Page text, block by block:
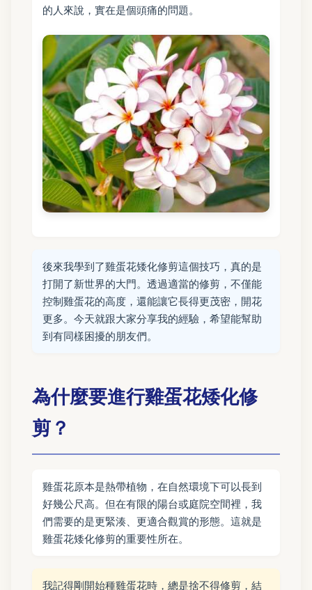
的人來說，實在是個頭痛的問題。
後來我學到了雞蛋花矮化修剪這個技巧，真的是
打開了新世界的大門。透過適當的修剪，不僅能
控制雞蛋花的高度，還能讓它長得更茂密，開花
更多。今天就跟大家分享我的經驗，希望能幫助
到有同樣困擾的朋友們。
為什麼要進行雞蛋花矮化修
剪？
雞蛋花原本是熱帶植物，在自然環境下可以長到
好幾公尺高。但在有限的陽台或庭院空間裡，我
們需要的是更緊湊、更適合觀賞的形態。這就是
雞蛋花矮化修剪的重要性所在。
我記得剛開始種雞蛋花時，總是捨不得修剪，結